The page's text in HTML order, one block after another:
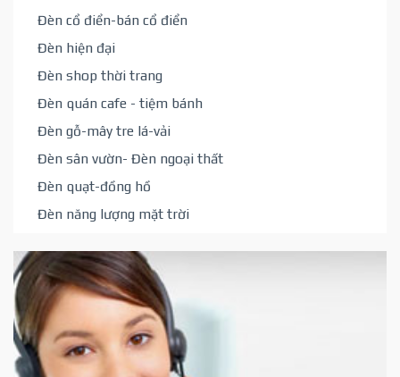
Đèn cổ điển-bán cổ điển
Đèn hiện đại
Đèn shop thời trang
Đèn quán cafe - tiệm bánh
Đèn gỗ-mây tre lá-vải
Đèn sân vườn- Đèn ngoại thất
Đèn quạt-đồng hồ
Đèn năng lượng mặt trời